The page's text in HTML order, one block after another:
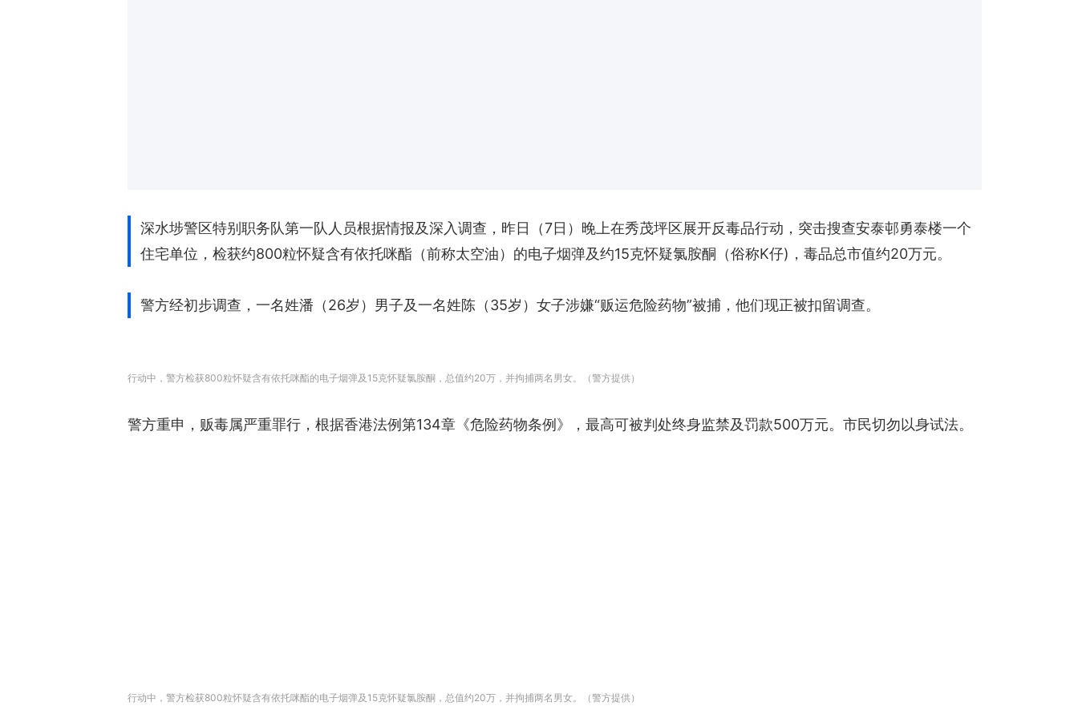
深水埗警区特别职务队第一队人员根据情报及深入调查，昨日（7日）晚上在秀茂坪区展开反毒品行动，突击搜查安泰邨勇泰楼一个
住宅单位，检获约800粒怀疑含有依托咪酯（前称太空油）的电子烟弹及约15克怀疑氯胺酮（俗称K仔)，毒品总市值约20万元。
警方经初步调查，一名姓潘（26岁）男子及一名姓陈（35岁）女子涉嫌“贩运危险药物”被捕，他们现正被扣留调查。
行动中，警方检获800粒怀疑含有依托咪酯的电子烟弹及15克怀疑氯胺酮，总值约20万，并拘捕两名男女。（警方提供）
警方重申，贩毒属严重罪行，根据香港法例第134章《危险药物条例》，最高可被判处终身监禁及罚款500万元。市民切勿以身试法。
行动中，警方检获800粒怀疑含有依托咪酯的电子烟弹及15克怀疑氯胺酮，总值约20万，并拘捕两名男女。（警方提供）